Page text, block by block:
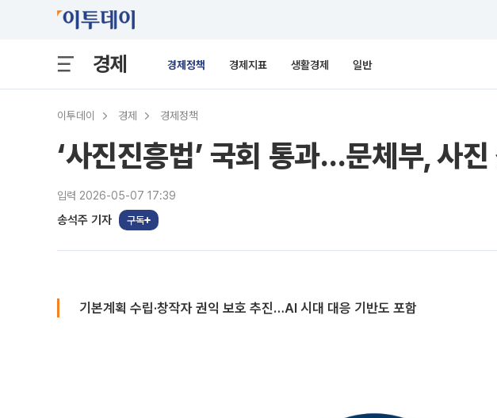
경제 경제정책 경제지표 생활경제 일반
이투데이 경제 경제정책
‘사진진흥법’ 국회 통과…문체부, 사
입력 2026-05-07 17:39
송석주 기자 구독
기본계획 수립·창작자 권익 보호 추진…AI 시대 대응 기반도 포함